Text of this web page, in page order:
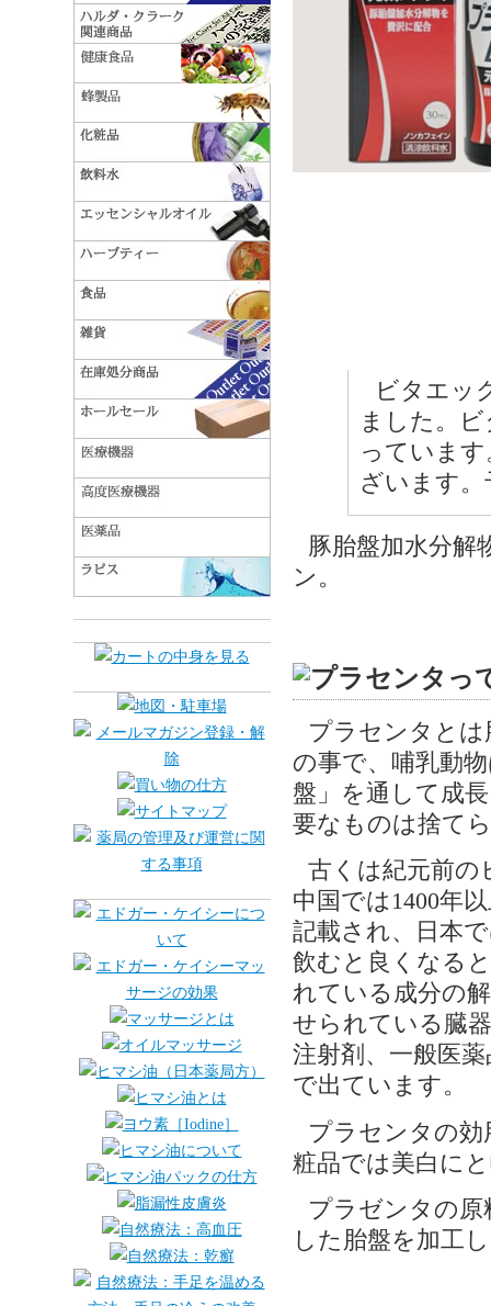
ビタエッ
ました。
っていま
ざいます
豚胎盤加水分解
ン。
プラセンタとは
の事で、哺乳動
盤」を通して成
要なものは捨て
古くは紀元前の
中国では1400年
記載され、日本
飲むと良くなる
れている成分の
せられている臓
注射剤、一般医
で出ています。
プラセンタの効
粧品では美白に
プラゼンタの
した胎盤を加工